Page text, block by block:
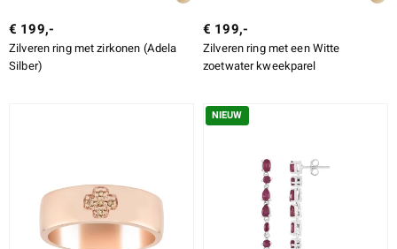
€ 199,-
Zilveren ring met zirkonen (Adela
Silber)
€ 199,-
Zilveren ring met een Witte
zoetwater kweekparel
NIEUW